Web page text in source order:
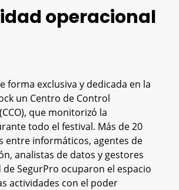
operacional
forma exclusiva y dedicada en la
un Centro de Control
que monitorizó la
todo el festival. Más de 20
entre informáticos, agentes de
analistas de datos y gestores
de SegurPro ocuparon el espacio
actividades con el poder